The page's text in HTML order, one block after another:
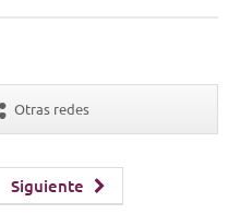
Otras redes
Siguiente